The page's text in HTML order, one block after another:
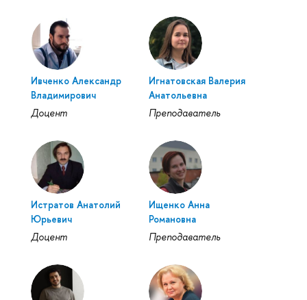
Ивченко Александр
Владимирович
Доцент
Игнатовская Валерия
Анатольевна
Преподаватель
Истратов Анатолий
Юрьевич
Доцент
Ищенко Анна
Романовна
Преподаватель